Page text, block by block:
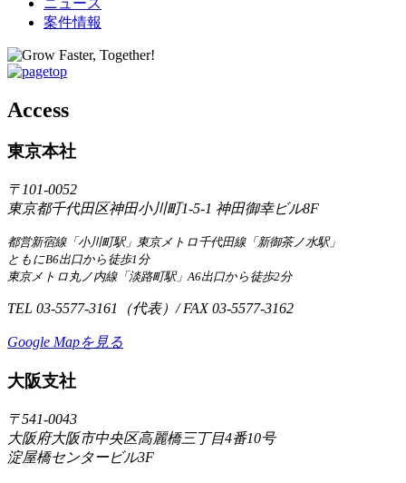
案件情報
Access
東京本社
〒101-0052
東京都千代田区神田小川町1-5-1 神田御幸ビル8F
都営新宿線「小川町駅」東京メトロ千代田線「新御茶ノ水駅」
ともにB6出口から徒歩1分
東京メトロ丸ノ内線「淡路町駅」A6出口から徒歩2分
TEL 03-5577-3161（代表）/ FAX 03-5577-3162
Google Mapを見る
大阪支社
〒541-0043
大阪府大阪市中央区高麗橋三丁目4番10号
淀屋橋センタービル3F